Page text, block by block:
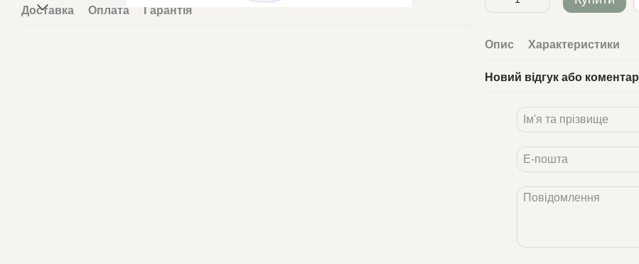
Доставка Оплата Гарантія
Опис Характеристики
Новий відгук або коментар